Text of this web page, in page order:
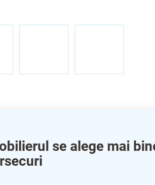
se alege mai